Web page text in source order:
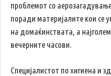
проблемот со
поради материјалите кои се
на домаќинствата, а
вечерните часови.
Специјалистот по хигиена и